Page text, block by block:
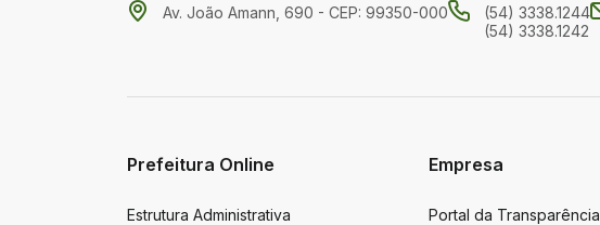
Av. João Amann, 690 - CEP: 99350-000
(54) 3338.1244
(54) 3338.1242
Prefeitura Online
Estrutura Administrativa
Empresa
Portal da Transparência